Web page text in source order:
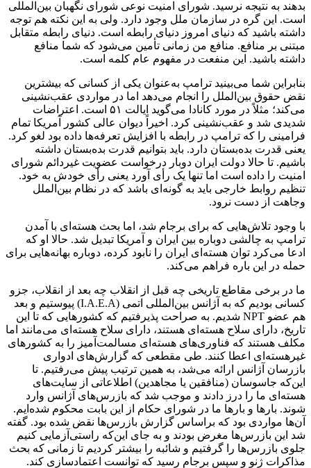
بدهند به نتیجه نرسید. شورای امنیت نوعی شورای نگهبان بین‌المللی
است. این گره در سازمان ملل وجود دارد. ولی به این نکته هم توجه
داشته باشید که دنیای امروز دنیای رابطه است. دنیای رابطه متقابل
مبتنی بر منافع. منافع من زمانی تأمین می‌شود که شما منافع
داشته باشید. این منفعت در مفهوم عام کلمه است.
بنابراین شما می‌بینید ترامپ به‌عنوان یکی از کسانی که بیشترین
نقض حقوق بین‌الملل را انجام می‌دهد اما در مواردی عقب‌نشینی
می‌کند؛ مثلاً در مورد کانادا می‌گوید ایالت ۵۱ است. اعتراضات
شدیدی شد و عقب‌نشینی کرد. اخیراً دیوان عالی کشور آمریکا تمام
فرامینی را که ترامپ در رابطه با افزایش تعرفه‌ها داده بود لغو کرد.
یعنی قدرت بده‌بستان دارد. باید بتوانیم قدرت بده‌بستان داشته
باشیم. تا حالا دولت ایران دوبار درخواست عضویت غیردائم شورای
امنیت را داده است اما تنها یک رأی آورد یعنی رأی خودش به خود.
تنظیم روابط خارجی باید به گونه‌ای باشد که در نظام بین‌الملل
وجاهت از دست نرود.
با وجود تلاش‌هایی که برای برجام شد، اما بحث‌ هسته‌ای با آمدن
ترامپ به چالشی دوباره بین ایران و آمریکا تبدیل شد. حالا او که
ادعا می‌کرد توان هسته‌ای ایران را نابود کرده، دوباره بهانه‌هایی برای
حمله در این باره فراهم می‌کند.
ما در برخی مقاطع تاریخی چه قبل از انقلاب چه بعد از انقلاب، جزو
کسانی بودیم که به آژانس بین‌المللی اتمی (I.A.E.A) پیوستیم و بعد
هم عضو NPT شدیم. به صراحت پذیرفتیم که کشورهایی که تا این
تاریخ، دارای سلاح هسته‌ای هستند، دارای سلاح هسته‌ای می‌مانند اما
مکلف هستند که فناوری‌های هسته‌ای مسالمت‌آمیز را به کشورهای
غیرهسته‌ای اعطا کنند. طی مقطعی که گزارش‌های ادواری
بازرسان آژانس ارائه می‌شد، به همین ترتیب پیش می‌رفتیم. تا
این‌که جاسوسان (منافقین یا مجاهدین) اطلاعاتی از سایت‌های
هسته‌ای ما را درز دادند و موجب شد که بازرس‌های آژانس وارد
شوند. بارها و بارها ما در شورای حکام از این بابت محکوم شده‌ایم.
آن‌ها مواردی بود که براساس گزارش بازرس‌ها نقض شده بود. گفته
شد این بازرس‌ها مغرض بودند و به جای این‌که راستی‌آزمایی کنیم
جلوی بازرس‌ها را گرفتیم و شائبه را بیشتر کردیم تا زمانی که بحث
مذاکرات ژنو و سپس برجام رسید که توانست اعتماد‌سازی کند.